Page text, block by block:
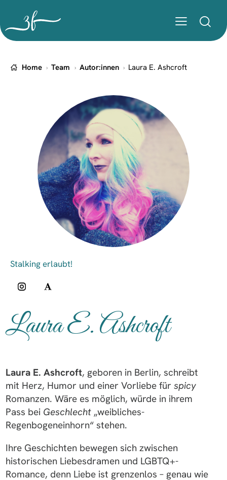
Home Team Autor:innen Laura E. Ashcroft
Laura E. Ashcroft
Laura E. Ashcroft, geboren in Berlin, schreibt
mit Herz, Humor und einer Vorliebe für spicy
Romanzen. Wäre es möglich, würde in ihrem
Pass bei Geschlecht „weibliches-
Regenbogeneinhorn“ stehen.
Ihre Geschichten bewegen sich zwischen
historischen Liebesdramen und LGBTQ+-
Romance, denn Liebe ist grenzenlos – genau wie